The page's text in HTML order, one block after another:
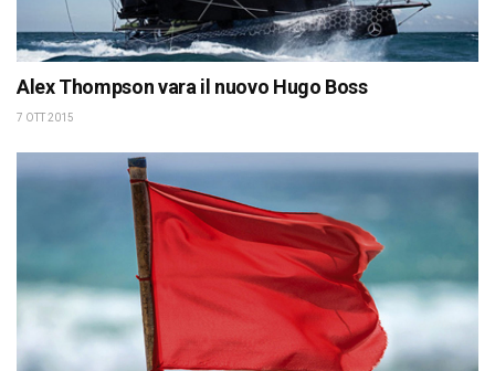
Alex Thompson vara il nuovo Hugo Boss
7 OTT 2015